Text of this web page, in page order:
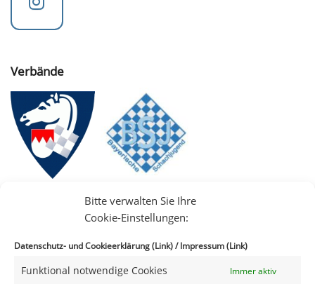
Bitte verwalten Sie Ihre
Cookie-Einstellungen:
Datenschutz- und Cookieerklärung (Link)/Impressum (Link)
Funktional notwendige Cookies Immer aktiv
Verbände